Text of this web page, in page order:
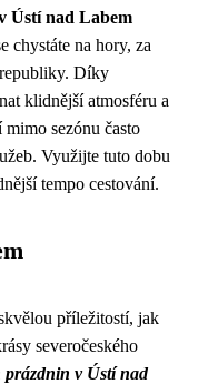
Ústí nad Labem
chystáte na hory, za
Díky
klidnější atmosféru a
mimo sezónu často
Využijte tuto dobu
tempo cestování.
příležitostí, jak
severočeského
v Ústí nad